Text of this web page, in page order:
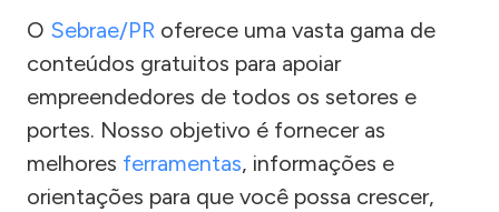
O Sebrae/PR oferece uma vasta gama de
conteúdos gratuitos para apoiar
empreendedores de todos os setores e
portes. Nosso objetivo é fornecer as
melhores ferramentas, informações e
orientações para que você possa crescer,